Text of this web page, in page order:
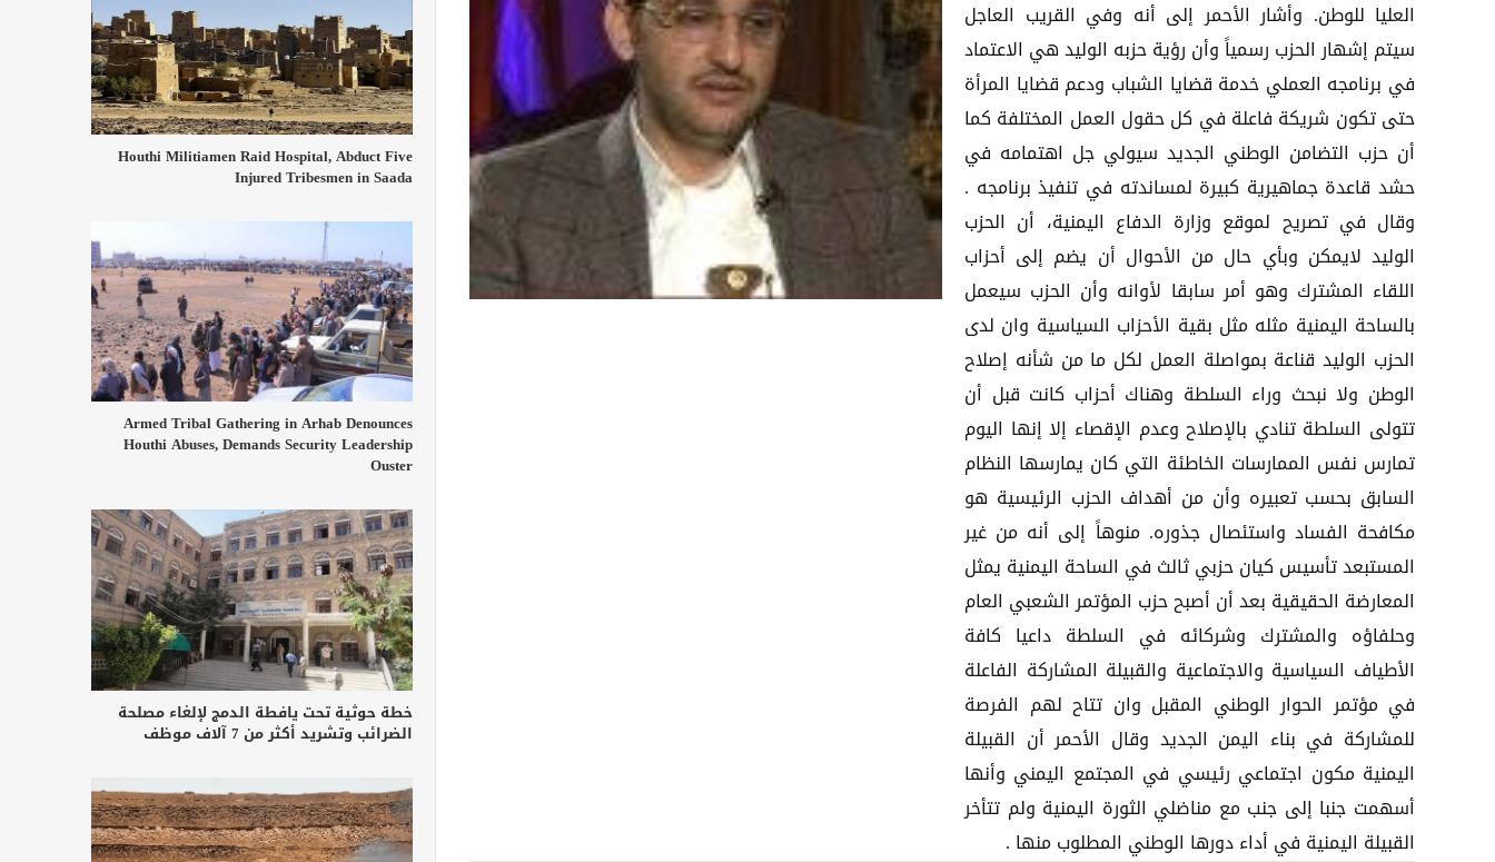
العليا للوطن. وأشار الأحمر إلى أنه وفي القريب العاجل
سيتم إشهار الحزب رسمياً وأن رؤية حزبه الوليد هي الاعتماد
في برنامجه العملي خدمة قضايا الشباب ودعم قضايا المرأة
حتى تكون شريكة فاعلة في كل حقول العمل المختلفة كما
أن حزب التضامن الوطني الجديد سيولي جل اهتمامه في
حشد قاعدة جماهيرية كبيرة لمساندته في تنفيذ برنامجه .
وقال في تصريح لموقع وزارة الدفاع اليمنية، أن الحزب
الوليد لايمكن وبأي حال من الأحوال أن يضم إلى أحزاب
اللقاء المشترك وهو أمر سابقا لأوانه وأن الحزب سيعمل
بالساحة اليمنية مثله مثل بقية الأحزاب السياسية وان لدى
الحزب الوليد قناعة بمواصلة العمل لكل ما من شأنه إصلاح
الوطن ولا نبحث وراء السلطة وهناك أحزاب كانت قبل أن
تتولى السلطة تنادي بالإصلاح وعدم الإقصاء إلا إنها اليوم
تمارس نفس الممارسات الخاطئة التي كان يمارسها النظام
السابق بحسب تعبيره وأن من أهداف الحزب الرئيسية هو
مكافحة الفساد واستئصال جذوره. منوهاً إلى أنه من غير
المستبعد تأسيس كيان حزبي ثالث في الساحة اليمنية يمثل
المعارضة الحقيقية بعد أن أصبح حزب المؤتمر الشعبي العام
وحلفاؤه والمشترك وشركائه في السلطة داعيا كافة
الأطياف السياسية والاجتماعية والقبيلة المشاركة الفاعلة
في مؤتمر الحوار الوطني المقبل وان تتاح لهم الفرصة
للمشاركة في بناء اليمن الجديد وقال الأحمر أن القبيلة
اليمنية مكون اجتماعي رئيسي في المجتمع اليمني وأنها
أسهمت جنبا إلى جنب مع مناضلي الثورة اليمنية ولم تتأخر
القبيلة اليمنية في أداء دورها الوطني المطلوب منها .
Houthi Militiamen Raid Hospital, Abduct Five
Injured Tribesmen in Saada
Armed Tribal Gathering in Arhab Denounces
Houthi Abuses, Demands Security Leadership
Ouster
خطة حوثية تحت يافطة الدمج لإلغاء مصلحة
الضرائب وتشريد أكثر من 7 آلاف موظف